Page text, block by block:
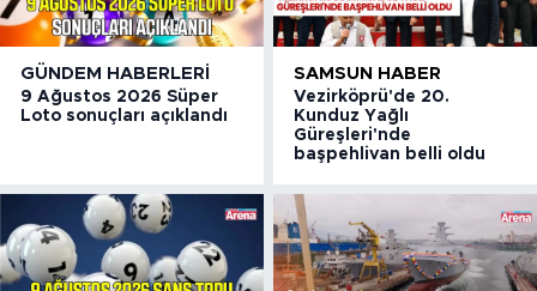
GÜNDEM HABERLERI
9 Ağustos 2026 Süper
Loto sonuçları açıklandı
SAMSUN HABER
Vezirköprü'de 20.
Kunduz Yağlı
Güreşleri'nde
başpehlivan belli oldu